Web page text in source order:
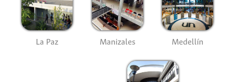
La Paz Manizales Medellín